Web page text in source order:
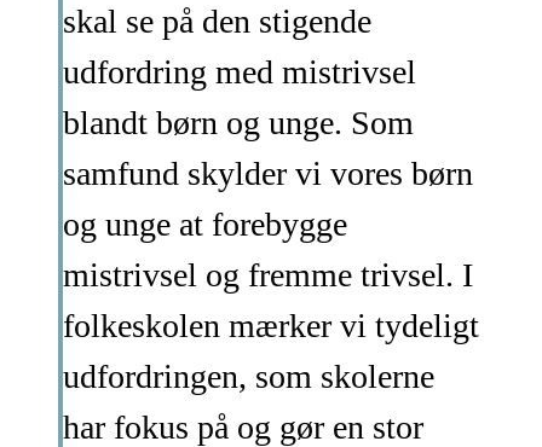
skal se på den stigende
udfordring med mistrivsel
blandt børn og unge. Som
samfund skylder vi vores børn
og unge at forebygge
mistrivsel og fremme trivsel. I
folkeskolen mærker vi tydeligt
udfordringen, som skolerne
har fokus på og gør en stor